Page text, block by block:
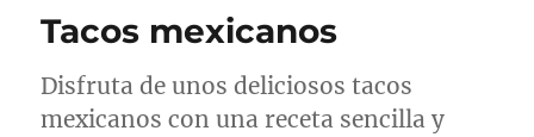
Tacos mexicanos
Disfruta de unos deliciosos tacos
mexicanos con una receta sencilla y